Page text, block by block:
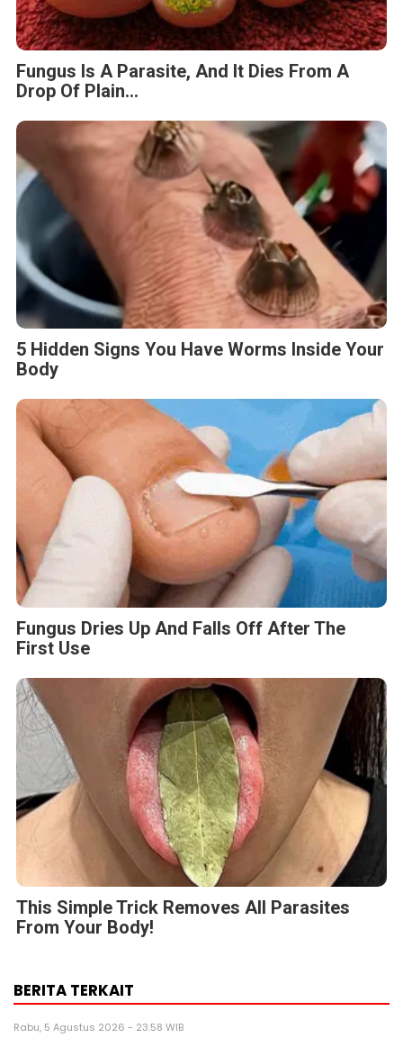
Fungus Is A Parasite, And It Dies From A
Drop Of Plain...
5 Hidden Signs You Have Worms Inside Your
Body
Fungus Dries Up And Falls Off After The
First Use
This Simple Trick Removes All Parasites
From Your Body!
BERITA TERKAIT
Rabu, 5 Agustus 2026 - 23:58 WIB